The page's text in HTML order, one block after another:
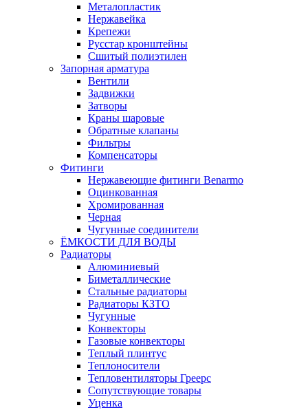
Металопластик
Нержавейка
Крепежи
Русстар кронштейны
Сшитый полиэтилен
Запорная арматура
Вентили
Задвижки
Затворы
Краны шаровые
Обратные клапаны
Фильтры
Компенсаторы
Фитинги
Нержавеющие фитинги Benarmo
Оцинкованная
Хромированная
Черная
Чугунные соединители
ЁМКОСТИ ДЛЯ ВОДЫ
Радиаторы
Алюминиевый
Биметаллические
Стальные радиаторы
Радиаторы КЗТО
Чугунные
Конвекторы
Газовые конвекторы
Теплый плинтус
Теплоносители
Тепловентиляторы Греерс
Сопутствующие товары
Уценка